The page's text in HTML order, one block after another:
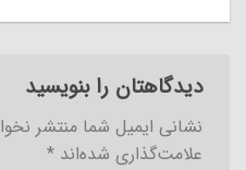
دیدگاهتان را بنویسید
نشانی ایمیل شما منتشر
علامت‌گذاری شده‌اند *